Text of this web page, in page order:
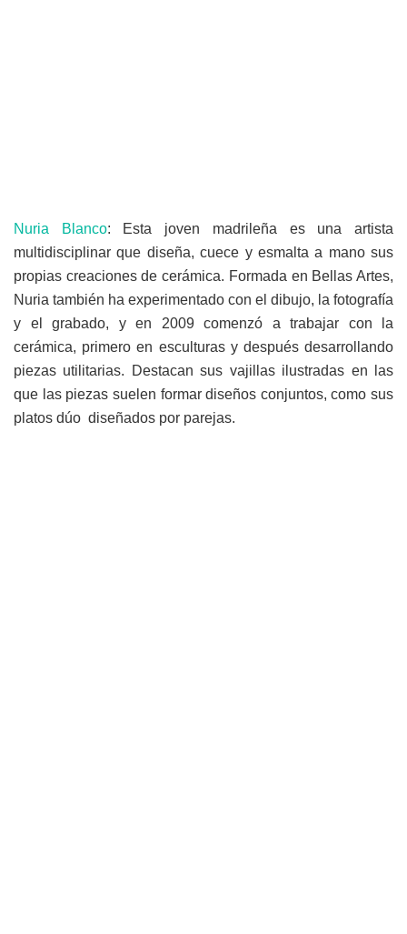
Nuria Blanco: Esta joven madrileña es una artista
multidisciplinar que diseña, cuece y esmalta a mano sus
propias creaciones de cerámica. Formada en Bellas Artes,
Nuria también ha experimentado con el dibujo, la fotografía
y el grabado, y en 2009 comenzó a trabajar con la
cerámica, primero en esculturas y después desarrollando
piezas utilitarias. Destacan sus vajillas ilustradas en las
que las piezas suelen formar diseños conjuntos, como sus
platos dúo diseñados por parejas.